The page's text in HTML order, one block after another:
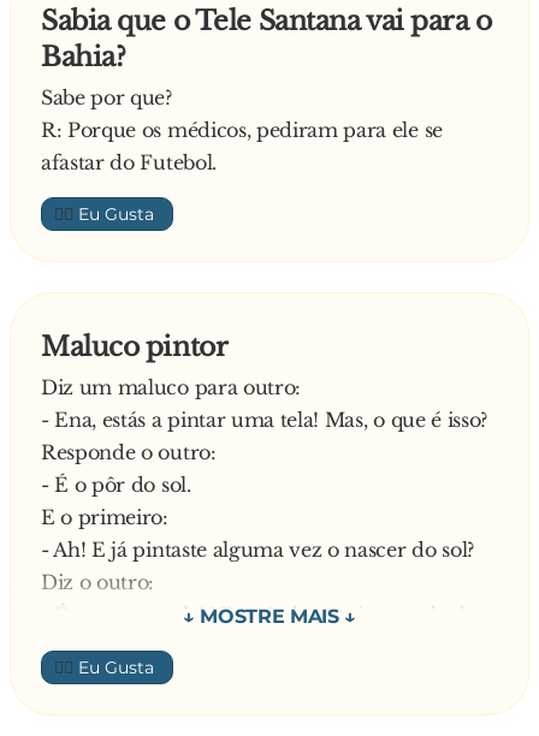
Sabia que o Tele Santana vai para o
Bahia?
Sabe por que?
R: Porque os médicos, pediram para ele se
afastar do Futebol.
👍🏼
Maluco pintor
Diz um maluco para outro:
- Ena, estás a pintar uma tela! Mas, o que é isso?
Responde o outro:
- É o pôr do sol.
E o primeiro:
- Ah! E já pintaste alguma vez o nascer do sol?
Diz o outro:
- É a mesma tela! Não vês, basta virar a tela de
pernas para o ar
—👍🏼